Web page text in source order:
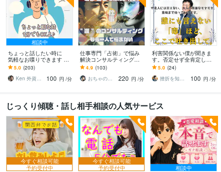
相談中
ちょっと話したい時に
気軽なお喋りできます 低
い声が好きな方はぜひ！
友達より気軽な話し相
手ですよ〜
5.0 (203)
Ken 外資系サラリーマン
100 円 /分
仕事専門「占術」で悩み
解決コンサルティングを
します ★もう一人で悩ま
ない。問題解決の最適解
を導く占術＆コンサル
4.9 (103)
おちゃのこ（御茶乃子祭々）
220 円 /分
利害関係ない僕が聞きま
す。否定せず全肯定しま
す 誰にも言えないモヤモ
ヤを解放。秘密厳守で優
しく受け止めます。
5.0 (24)
挫折を知るオックスフォード卒｜ローレンス
100 円 /分
じっくり傾聴・話し相手相談の人気サービス
今すぐ相談可能
予約受付中
今すぐ相談可能
予約受付中
相談中